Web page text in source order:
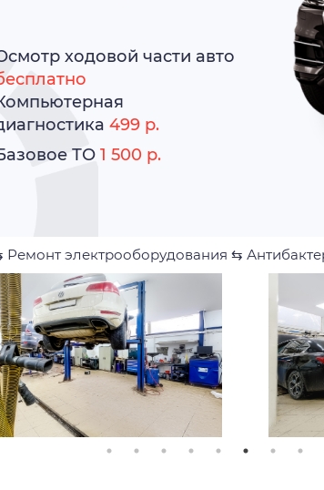
ходовой части авто
499 р.
ТО 1 500 р.
Ремонт электрооборудования ⇆